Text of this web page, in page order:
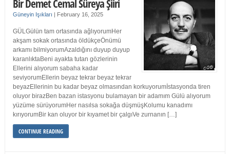
Bir Demet Cemal Süreya Şiiri
Güneyin Işıkları | February 16, 2025
GÜLGülün tam ortasında ağlıyorumHer
akşam sokak ortasında öldükçeÖnümü
arkamı bilmiyorumAzaldığını duyup duyup
karanlıktaBeni ayakta tutan gözlerinin
Ellerini alıyorum sabaha kadar
seviyorumEllerin beyaz tekrar beyaz tekrar
beyazEllerinin bu kadar beyaz olmasından korkuyorumİstasyonda tiren
oluyor birazBen bazan istasyonu bulamayan bir adamım Gülü alıyorum
yüzüme sürüyorumHer nasılsa sokağa düşmüşKolumu kanadımı
kırıyorumBir kan oluyor bir kıyamet bir çalgıVe zurnanın […]
CONTINUE READING